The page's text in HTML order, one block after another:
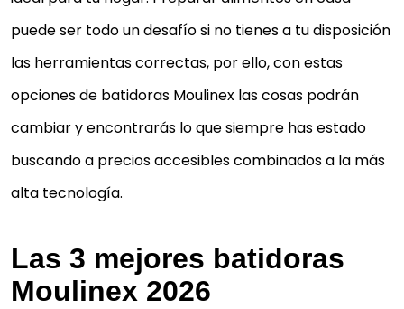
puede ser todo un desafío si no tienes a tu disposición
las herramientas correctas, por ello, con estas
opciones de batidoras Moulinex las cosas podrán
cambiar y encontrarás lo que siempre has estado
buscando a precios accesibles combinados a la más
alta tecnología.
Las 3 mejores batidoras
Moulinex 2026